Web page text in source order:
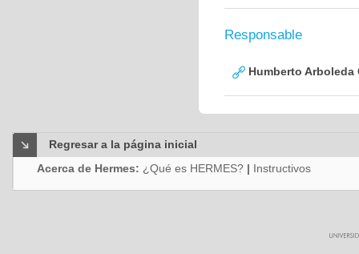
Responsable
Humberto Arboleda
Regresar a la página inicial
Acerca de Hermes: ¿Qué es HERMES? | Instructivos